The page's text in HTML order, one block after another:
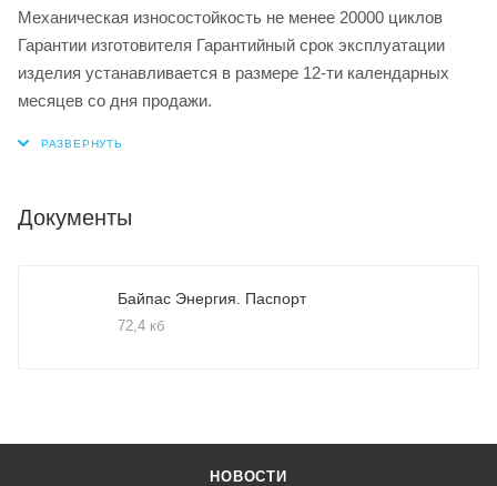
Механическая износостойкость не менее 20000 циклов
Гарантии изготовителя Гарантийный срок эксплуатации
изделия устанавливается в размере 12-ти календарных
месяцев со дня продажи.
Документы
Байпас Энергия. Паспорт
72,4 кб
НОВОСТИ